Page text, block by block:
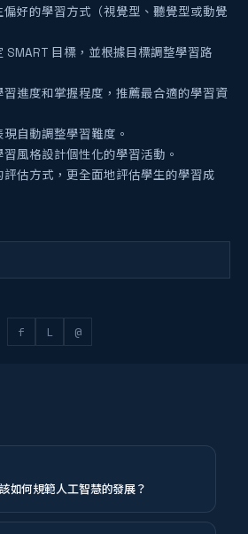
偏好的學習方式（視覺型、聽覺型或動覺
SMART 目標，並根據目標調整學習路
習進度和掌握程度，推薦最合適的學習資
自動調整學習難度。
風格設計個性化的學習活動。
評估方式，更全面地評估學生的學習成
f L @
如何規範人工智慧的發展？